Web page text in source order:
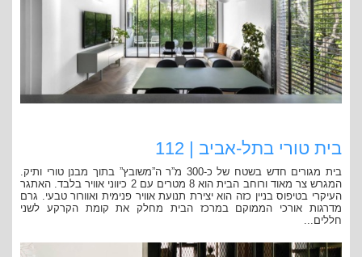
בית טורי בתל-אביב | 112
בית מגורים חדש בשטח של כ-300 מ”ר ה”משובץ” בתוך מבנן טורי ותיק.
המגרש צר מאוד ורוחב הבית הוא 8 מטרים עם 2 כיווני אוויר בלבד. האתגר
העיקרי בטיפוס בניין כזה הוא יצירת תנועת אוויר פנימית ואוורור טבעי. גרם
מדרגות אורכי הממוקם במרכז הבית מחלק את קומת הקרקע לשני
חללים...